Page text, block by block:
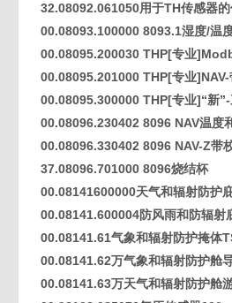
32.08092.061050用于TH传感器
00.08093.100000 8093.1湿度/温
00.08095.200030 THP[专业
00.08095.201000 THP[专业]NAV-
00.08095.300000 THP[专业]“新
00.08096.230402 8096 NAV温度
00.08096.330402 8096 NAV-Z带
37.08096.701000 8096烧结杯
00.08141600000天气和辐射防护
00.08141.600004防风雨和防辐射
00.08141.61气象和辐射防护掩体
00.08141.62万气象和辐射防护舱
00.08141.63万天气和辐射防护舱